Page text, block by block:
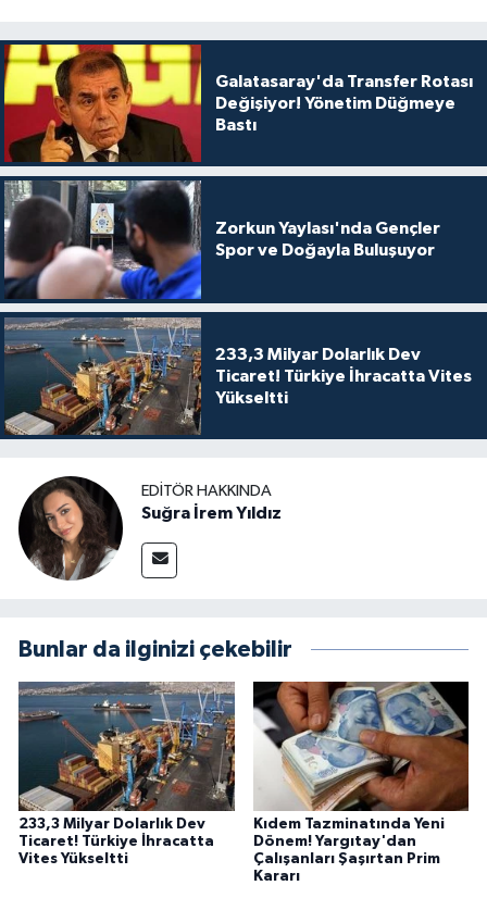
Galatasaray'da Transfer Rotası
Değişiyor! Yönetim Düğmeye
Bastı
Zorkun Yaylası'nda Gençler
Spor ve Doğayla Buluşuyor
233,3 Milyar Dolarlık Dev
Ticaret! Türkiye İhracatta Vites
Yükseltti
EDITÖR HAKKINDA
Suğra İrem Yıldız
Bunlar da ilginizi çekebilir
233,3 Milyar Dolarlık Dev
Ticaret! Türkiye İhracatta
Vites Yükseltti
Kıdem Tazminatında Yeni
Dönem! Yargıtay'dan
Çalışanları Şaşırtan Prim
Kararı